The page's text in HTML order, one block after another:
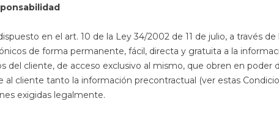
en el art. 10 de la Ley 34/2002 de 11 de julio, a través
de forma permanente, fácil, directa y gratuita a la
del cliente, de acceso exclusivo al mismo, que obren en poder
cliente tanto la información precontractual (ver estas
exigidas legalmente.